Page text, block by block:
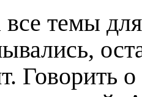
все темы
Говорить